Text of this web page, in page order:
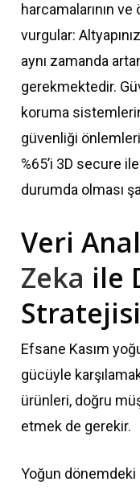
harcamalarının
vurgular:
aynı zamanda
gerekmektedir.
koruma
güvenliği
%65’i 3D secure
durumda olması
Veri
Zeka ile
Stratejisi
Efsane Kasım
gücüyle
ürünleri, doğru
etmek de gerekir.
Yoğun